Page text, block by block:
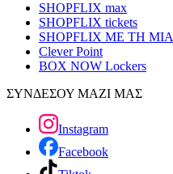
SHOPFLIX max
SHOPFLIX tickets
SHOPFLIX ΜΕ ΤΗ ΜΙΑ
Clever Point
BOX NOW Lockers
ΣΥΝΔΕΣΟΥ ΜΑΖΙ ΜΑΣ
Instagram
Facebook